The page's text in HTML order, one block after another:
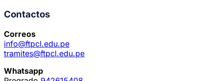
Contactos
Correos
info@ftpcl.edu.pe
tramites@ftpcl.edu.pe
Whatsapp